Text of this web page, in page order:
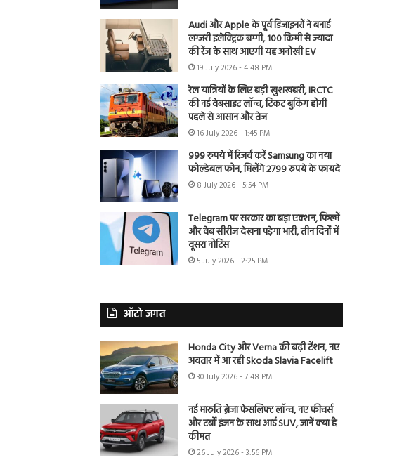
Audi और Apple के पूर्व डिजाइनरों ने बनाई
लग्जरी इलेक्ट्रिक बग्गी, 100 किमी से ज्यादा
की रेंज के साथ आएगी यह अनोखी EV
19 July 2026 - 4:48 PM
रेल यात्रियों के लिए बड़ी खुशखबरी, IRCTC
की नई वेबसाइट लॉन्च, टिकट बुकिंग होगी
पहले से आसान और तेज
16 July 2026 - 1:45 PM
999 रुपये में रिजर्व करें Samsung का नया
फोल्डेबल फोन, मिलेंगे 2799 रुपये के फायदे
8 July 2026 - 5:54 PM
Telegram पर सरकार का बड़ा एक्शन, फिल्में
और वेब सीरीज देखना पड़ेगा भारी, तीन दिनों में
दूसरा नोटिस
5 July 2026 - 2:25 PM
ऑटो जगत
Honda City और Verna की बढ़ी टेंशन, नए
अवतार में आ रही Skoda Slavia Facelift
30 July 2026 - 7:48 PM
नई मारुति ब्रेजा फेसलिफ्ट लॉन्च, नए फीचर्स
और टर्बो इंजन के साथ आई SUV, जानें क्या है
कीमत
26 July 2026 - 3:56 PM